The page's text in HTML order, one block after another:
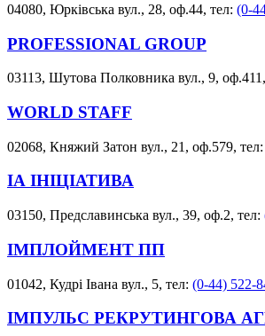
04080, Юрківська вул., 28, оф.44, тел: (0-
PROFESSIONAL GROUP
03113, Шутова Полковника вул., 9,
WORLD STAFF
02068, Княжий Затон вул., 21, оф.579, тел:
ІА ІНІЦІАТИВА
03150, Предславинська вул., 39, оф.2, тел:
ІМПЛОЙМЕНТ ПП
01042, Кудрі Івана вул., 5, тел: (0-44) 522-
ІМПУЛЬС РЕКРУТИНГОВА